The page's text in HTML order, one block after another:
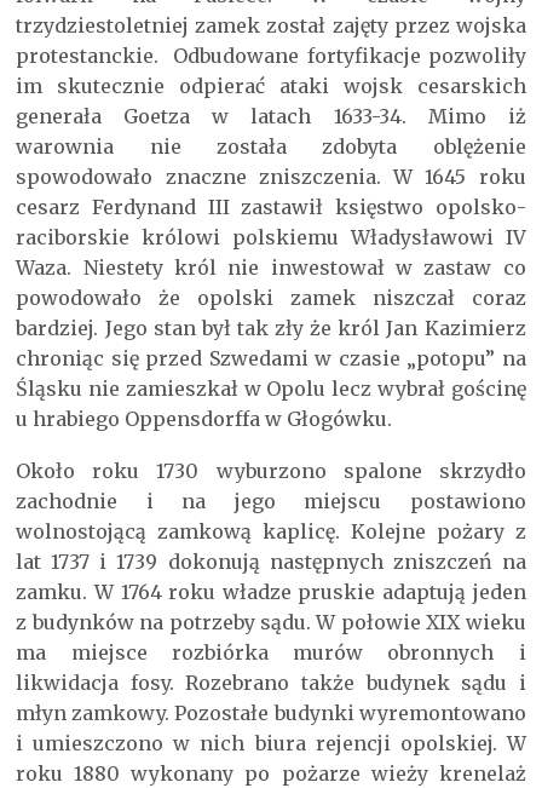
trzydziestoletniej zamek został zajęty przez wojska
protestanckie. Odbudowane fortyfikacje pozwoliły
im skutecznie odpierać ataki wojsk cesarskich
generała Goetza w latach 1633-34. Mimo iż
warownia nie została zdobyta oblężenie
spowodowało znaczne zniszczenia. W 1645 roku
cesarz Ferdynand III zastawił księstwo opolsko-
raciborskie królowi polskiemu Władysławowi IV
Waza. Niestety król nie inwestował w zastaw co
powodowało że opolski zamek niszczał coraz
bardziej. Jego stan był tak zły że król Jan Kazimierz
chroniąc się przed Szwedami w czasie „potopu” na
Śląsku nie zamieszkał w Opolu lecz wybrał gościnę
u hrabiego Oppensdorffa w Głogówku.
Około roku 1730 wyburzono spalone skrzydło
zachodnie i na jego miejscu postawiono
wolnostojącą zamkową kaplicę. Kolejne pożary z
lat 1737 i 1739 dokonują następnych zniszczeń na
zamku. W 1764 roku władze pruskie adaptują jeden
z budynków na potrzeby sądu. W połowie XIX wieku
ma miejsce rozbiórka murów obronnych i
likwidacja fosy. Rozebrano także budynek sądu i
młyn zamkowy. Pozostałe budynki wyremontowano
i umieszczono w nich biura rejencji opolskiej. W
roku 1880 wykonany po pożarze wieży krenelaż